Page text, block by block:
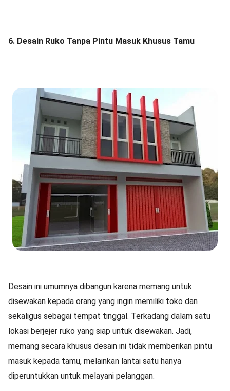
6. Desain Ruko Tanpa Pintu Masuk Khusus Tamu
Desain ini umumnya dibangun karena memang untuk
disewakan kepada orang yang ingin memiliki toko dan
sekaligus sebagai tempat tinggal. Terkadang dalam satu
lokasi berjejer ruko yang siap untuk disewakan. Jadi,
memang secara khusus desain ini tidak memberikan pintu
masuk kepada tamu, melainkan lantai satu hanya
diperuntukkan untuk melayani pelanggan.